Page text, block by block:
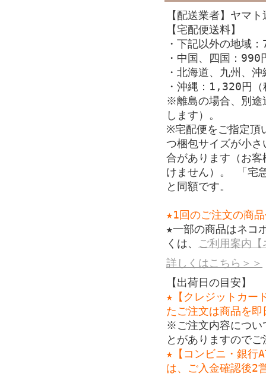
【配送業者】ヤマト
【宅配便送料】
・下記以外の地域
・中国、四国：990
・北海道、九州、
・沖縄：1,320円（
※離島の場合、別途
します）。
※宅配便をご指定頂
つ梱包サイズが小
合があります（お
けません）。 「宅
と同額です。
★1回のご注文の商
★一部の商品はネコ
くは、 ご利用案内
詳しくはこちら＞＞
【出荷日の目安】
★【クレジットカー
たご注文は商品を
※ご注文内容につい
とがありますので
★【コンビニ・銀行
は、ご入金確認後2